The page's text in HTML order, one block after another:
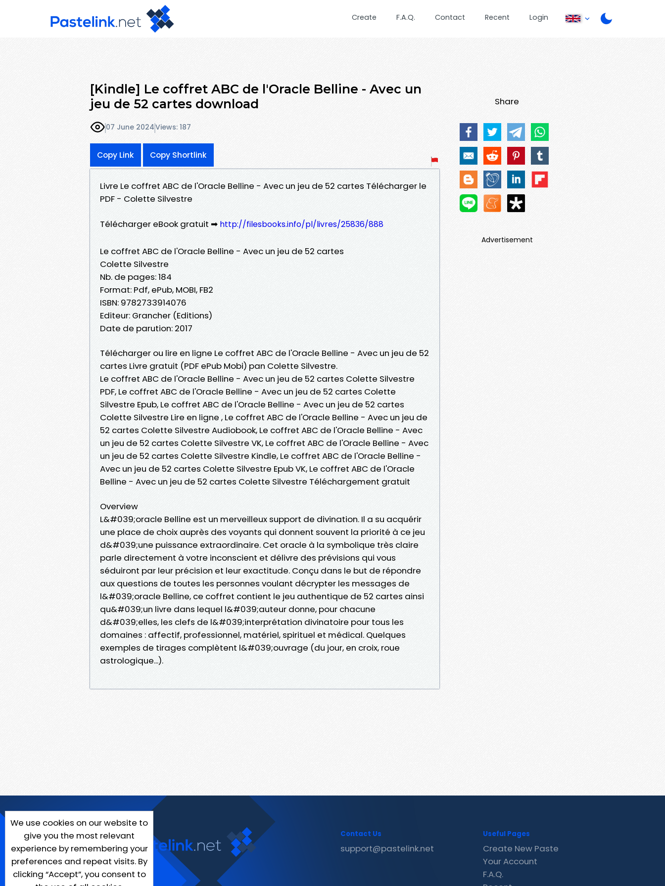
Create F.A.Q. Contact Recent Login
[Kindle] Le coffret ABC de l'Oracle Belline - Avec un
jeu de 52 cartes download
07 June 2024Views: 187
Copy Link Copy Shortlink
Livre Le coffret ABC de l'Oracle Belline - Avec un jeu de 52 cartes Télécharger le
PDF - Colette Silvestre
Télécharger eBook gratuit ➡ http://filesbooks.info/pl/livres/25836/888
Le coffret ABC de l'Oracle Belline - Avec un jeu de 52 cartes
Colette Silvestre
Nb. de pages: 184
Format: Pdf, ePub, MOBI, FB2
ISBN: 9782733914076
Editeur: Grancher (Editions)
Date de parution: 2017
Télécharger ou lire en ligne Le coffret ABC de l'Oracle Belline - Avec un jeu de 52
cartes Livre gratuit (PDF ePub Mobi) pan Colette Silvestre.
Le coffret ABC de l'Oracle Belline - Avec un jeu de 52 cartes Colette Silvestre
PDF, Le coffret ABC de l'Oracle Belline - Avec un jeu de 52 cartes Colette
Silvestre Epub, Le coffret ABC de l'Oracle Belline - Avec un jeu de 52 cartes
Colette Silvestre Lire en ligne , Le coffret ABC de l'Oracle Belline - Avec un jeu de
52 cartes Colette Silvestre Audiobook, Le coffret ABC de l'Oracle Belline - Avec
un jeu de 52 cartes Colette Silvestre VK, Le coffret ABC de l'Oracle Belline - Avec
un jeu de 52 cartes Colette Silvestre Kindle, Le coffret ABC de l'Oracle Belline -
Avec un jeu de 52 cartes Colette Silvestre Epub VK, Le coffret ABC de l'Oracle
Belline - Avec un jeu de 52 cartes Colette Silvestre Téléchargement gratuit
Overview
L&#039;oracle Belline est un merveilleux support de divination. Il a su acquérir
une place de choix auprès des voyants qui donnent souvent la priorité à ce jeu
d&#039;une puissance extraordinaire. Cet oracle à la symbolique très claire
parle directement à votre inconscient et délivre des prévisions qui vous
séduiront par leur précision et leur exactitude. Conçu dans le but de répondre
aux questions de toutes les personnes voulant décrypter les messages de
l&#039;oracle Belline, ce coffret contient le jeu authentique de 52 cartes ainsi
qu&#039;un livre dans lequel l&#039;auteur donne, pour chacune
d&#039;elles, les clefs de l&#039;interprétation divinatoire pour tous les
domaines : affectif, professionnel, matériel, spirituel et médical. Quelques
exemples de tirages complètent l&#039;ouvrage (du jour, en croix, roue
astrologique...).
Share
Advertisement
We use cookies on our website to
give you the most relevant
experience by remembering your
preferences and repeat visits. By
clicking “Accept”, you consent to
Contact Us
support@pastelink.net
Useful Pages
Create New Paste
Your Account
F.A.Q.